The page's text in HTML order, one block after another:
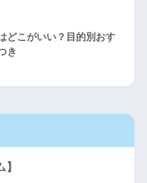
どこがいい？目的別おす
き